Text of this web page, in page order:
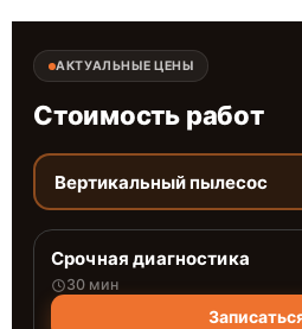
АКТУАЛЬНЫЕ ЦЕНЫ
Стоимость работ
Вертикальный пылесос
Срочная диагностика
30 мин